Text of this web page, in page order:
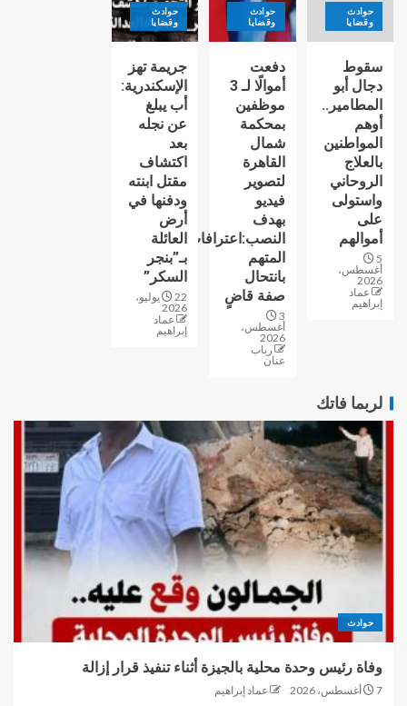
حوادث
وقضايا
سقوط
دجال أبو
المطامير..
أوهم
المواطنين
بالعلاج
الروحاني
واستولى
على
أموالهم
5
أغسطس،
2026
عماد
إبراهيم
حوادث
وقضايا
دفعت
أموالًا لـ 3
موظفين
بمحكمة
شمال
القاهرة
لتصوير
فيديو
بهدف
النصب:اعترافات
المتهم
بانتحال
صفة قاضٍ
3
أغسطس،
2026
رباب
عنان
حوادث
وقضايا
جريمة تهز
الإسكندرية:
أب يبلغ
عن نجله
بعد
اكتشاف
مقتل ابنته
ودفنها في
أرض
العائلة
بـ”بنجر
السكر”
22 يوليو،
2026
عماد
إبراهيم
لربما فاتك
حوادث
وفاة رئيس وحدة محلية بالجيزة أثناء تنفيذ قرار إزالة
7 أغسطس، 2026 عماد إبراهيم